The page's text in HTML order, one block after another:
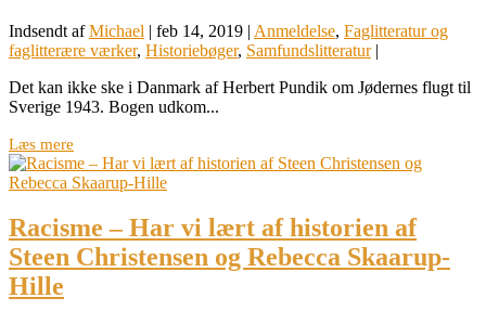
Indsendt afMichael | feb 14, 2019 | Anmeldelse, Faglitteratur og
faglitterære værker, Historiebøger, Samfundslitteratur|
Det kan ikke ske i Danmark af Herbert Pundik om Jødernes flugt til
Sverige 1943. Bogen udkom...
Læs mere
Racisme – Har vi lært af historien af
Steen Christensen og Rebecca Skaarup-
Hille